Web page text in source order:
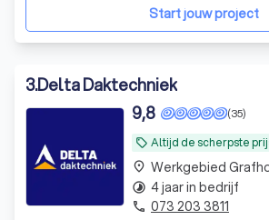
Start jouw project
3.Delta Daktechniek
local_offer Altijd de scherpste
(35)
9,8
place Werkgebied
timelapse 4 jaar in bedrijf
phone 073 203 3811